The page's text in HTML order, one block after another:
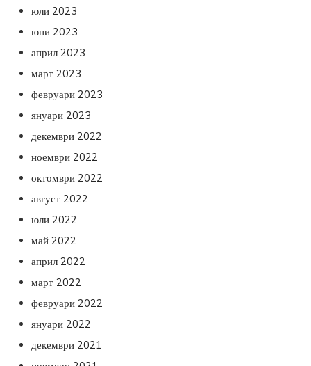
юли 2023
юни 2023
април 2023
март 2023
февруари 2023
януари 2023
декември 2022
ноември 2022
октомври 2022
август 2022
юли 2022
май 2022
април 2022
март 2022
февруари 2022
януари 2022
декември 2021